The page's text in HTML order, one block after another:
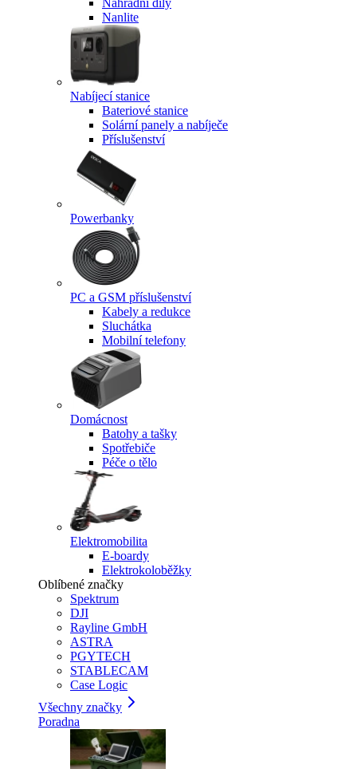
Náhradní díly
Nanlite
Nabíjecí stanice
Bateriové stanice
Solární panely a nabíječe
Příslušenství
Powerbanky
PC a GSM příslušenství
Kabely a redukce
Sluchátka
Mobilní telefony
Domácnost
Batohy a tašky
Spotřebiče
Péče o tělo
Elektromobilita
E-boardy
Elektrokoloběžky
Oblíbené značky
Spektrum
DJI
Rayline GmbH
ASTRA
PGYTECH
STABLECAM
Case Logic
Všechny značky
Poradna